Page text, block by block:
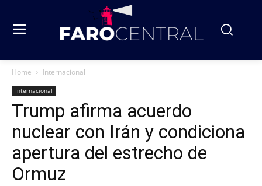
Home Internacional
Internacional
Trump afirma acuerdo
nuclear con Irán y condiciona
apertura del estrecho de
Ormuz